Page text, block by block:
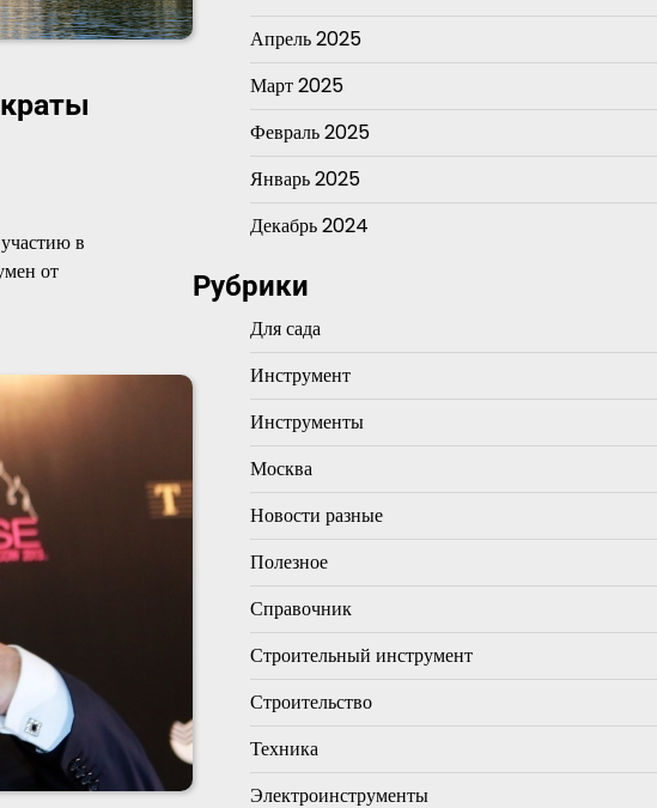
в
от
Апрель 2025
Март 2025
Февраль 2025
Январь 2025
Декабрь 2024
Рубрики
Для сада
Инструмент
Инструменты
Москва
Новости разные
Полезное
Справочник
Строительный инструмент
Строительство
Техника
Электроинструменты